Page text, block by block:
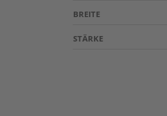
BREITE
STÄRKE